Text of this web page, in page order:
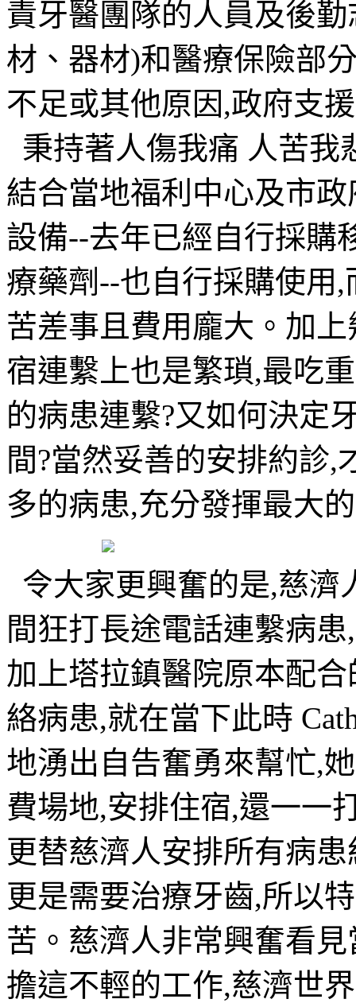
責牙醫團隊的人員及後
材、器材)和醫療保險部
不足或其他原因,政府支
秉持著人傷我痛 人苦我
結合當地福利中心及市
設備--去年已經自行採購
療藥劑--也自行採購使用
苦差事且費用龐大。加
宿連繫上也是繁瑣,最吃
的病患連繫?又如何決定
間?當然妥善的安排約診
多的病患,充分發揮最大
令大家更興奮的是,慈濟
間狂打長途電話連繫病
加上塔拉鎮醫院原本配
絡病患,就在當下此時
地湧出自告奮勇來幫忙,
費場地,安排住宿,還一一
更替慈濟人安排所有病
更是需要治療牙齒,所以
苦。慈濟人非常興奮看
擔這不輕的工作,慈濟世